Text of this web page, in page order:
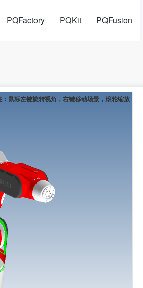
PQFactory PQKit PQFusion